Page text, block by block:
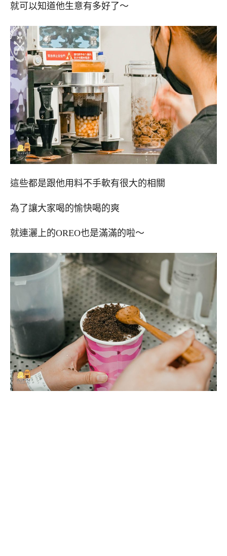
就可以知道他生意有多好了～
這些都是跟他用料不手軟有很大的相關
為了讓大家喝的愉快喝的爽
就連灑上的OREO也是滿滿的啦～